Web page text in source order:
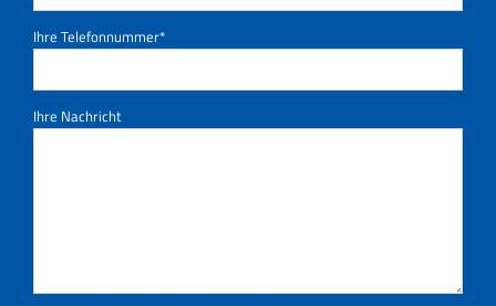
Ihre Telefonnummer*
Ihre Nachricht